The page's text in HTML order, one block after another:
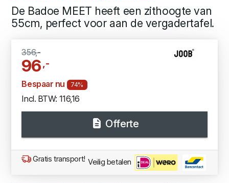
De Badoe MEET heeft een zithoogte van
55cm, perfect voor aan de vergadertafel.
356,-
96,-
Bespaar nu 74%
Incl. BTW: 116,16
Offerte
Gratis transport! Veilig betalen